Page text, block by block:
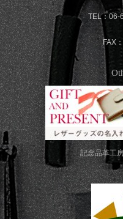
TEL：06-
FAX
記念品革工